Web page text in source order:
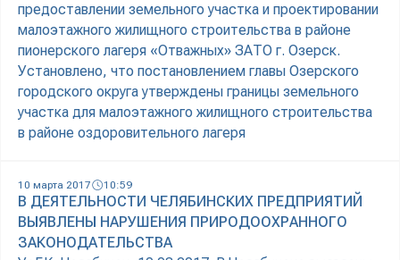
предоставлении земельного участка и проектировании
малоэтажного жилищного строительства в районе
пионерского лагеря «Отважных» ЗАТО г. Озерск.
Установлено, что постановлением главы Озерского
городского округа утверждены границы земельного
участка для малоэтажного жилищного строительства
в районе оздоровительного лагеря
10 марта 2017 10:59
В ДЕЯТЕЛЬНОСТИ ЧЕЛЯБИНСКИХ ПРЕДПРИЯТИЙ
ВЫЯВЛЕНЫ НАРУШЕНИЯ ПРИРОДООХРАННОГО
ЗАКОНОДАТЕЛЬСТВА